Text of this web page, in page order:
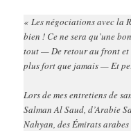
« Les négociations avec la
bien ! Ce ne sera qu’une
tout — De retour au front et
plus fort que jamais — Et
Lors de mes entretiens de
Salman Al Saud, d’Arabie
Nahyan, des Émirats